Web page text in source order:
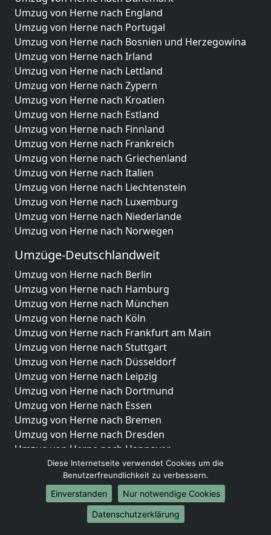
Umzug von Herne nach England
Umzug von Herne nach Portugal
Umzug von Herne nach Bosnien und Herzegowina
Umzug von Herne nach Irland
Umzug von Herne nach Lettland
Umzug von Herne nach Zypern
Umzug von Herne nach Kroatien
Umzug von Herne nach Estland
Umzug von Herne nach Finnland
Umzug von Herne nach Frankreich
Umzug von Herne nach Griechenland
Umzug von Herne nach Italien
Umzug von Herne nach Liechtenstein
Umzug von Herne nach Luxemburg
Umzug von Herne nach Niederlande
Umzug von Herne nach Norwegen
Umzüge-Deutschlandweit
Umzug von Herne nach Berlin
Umzug von Herne nach Hamburg
Umzug von Herne nach München
Umzug von Herne nach Köln
Umzug von Herne nach Frankfurt am Main
Umzug von Herne nach Stuttgart
Umzug von Herne nach Düsseldorf
Umzug von Herne nach Leipzig
Umzug von Herne nach Dortmund
Umzug von Herne nach Essen
Umzug von Herne nach Bremen
Umzug von Herne nach Dresden
Umzug von Herne nach Hannover
Umzug von Herne nach Nürnberg
Umzug von Herne nach Duisburg
Umzug von Herne nach Bochum
Umzug von Herne nach Wuppertal
Umzug von Herne nach Bielefeld
Diese Internetseite verwendet Cookies um die
Benutzerfreundlichkeit zu verbessern.
Einverstanden
Nur notwendige Cookies
Datenschutzerklärung